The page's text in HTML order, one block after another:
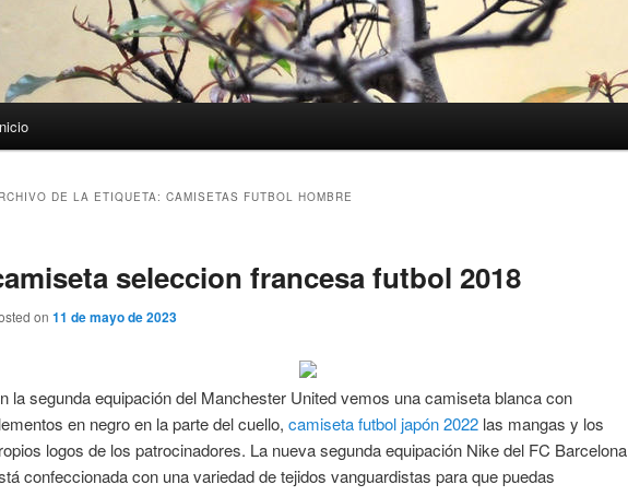
DE LA ETIQUETA: CAMISETAS FUTBOL HOMBRE
seleccion francesa futbol 2018
on 11 de mayo de 2023
la segunda equipación del Manchester United vemos una camiseta blanca con
en negro en la parte del cuello, camiseta futbol japón 2022 las mangas y los
logos de los patrocinadores. La nueva segunda equipación Nike del FC Barcelona
confeccionada con una variedad de tejidos vanguardistas para que puedas